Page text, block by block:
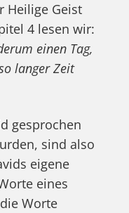
Heilige Geist
4 lesen wir:
einen Tag,
langer Zeit
gesprochen
sind also
eigene
eines
Worte